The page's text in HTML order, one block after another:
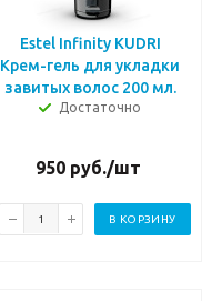
Estel Infinity KUDRI
Крем-гель для укладки
завитых волос 200 мл.
Достаточно
950руб./шт
В КОРЗИНУ